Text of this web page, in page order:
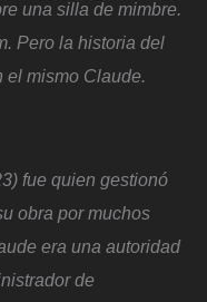
una silla de mimbre.
Pero la historia del
el mismo Claude.
fue quien gestionó
obra por muchos
era una autoridad
de